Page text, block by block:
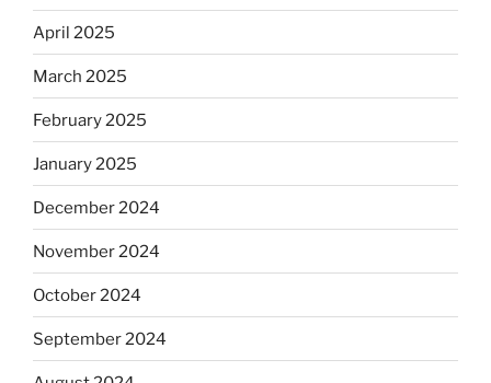
April 2025
March 2025
February 2025
January 2025
December 2024
November 2024
October 2024
September 2024